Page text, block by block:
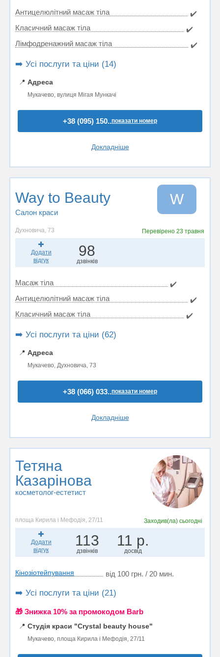
Антицелюлітний масаж тіла
✔️
Класичний масаж тіла
✔️
Лімфодренажний масаж тіла
✔️
➡️ Усі послуги та ціни (14)
📍 Адреса
Мукачево, вулиця Мігая Мункачі
+38 (095) 150..показати номер
Докладніше
Way to Beauty
Салон краси
W
Духновича, 73 Перевірено23 травня
Додати
відгук
98
дзвінків
Масаж тіла
✔️
Антицелюлітний масаж тіла
✔️
Класичний масаж тіла
✔️
➡️ Усі послуги та ціни (62)
📍 Адреса
Мукачево, Духновича, 73
+38 (066) 033..показати номер
Докладніше
Тетяна
Казарінова
косметолог-естетист
площа Кирила і Мефодія, 27/11 Заходив(ла)сьогодні
Додати
відгук
113
дзвінків
11 р.
досвід
Кінозіотейпування від 100 грн. / 20 мин.
➡️ Усі послуги та ціни (21)
🎁 Знижка 10% за промокодом Barb
📍 Студія краси "Crystal beauty house"
Мукачево, площа Кирила і Мефодія, 27/11